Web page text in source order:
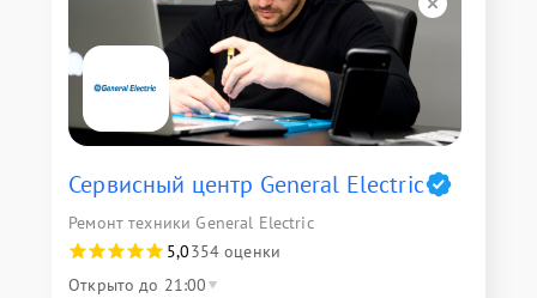
Сервисный центр General Electric
Ремонт техники General Electric
5,0354 оценки
Открыто до 21:00